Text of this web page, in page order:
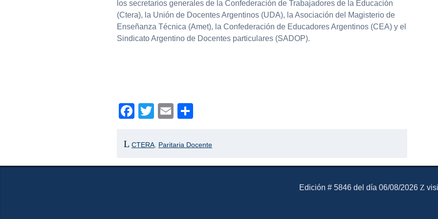
los secretarios generales de la Confederación de Trabajadores de la Educación
(Ctera), la Unión de Docentes Argentinos (UDA), la Asociación del Magisterio de
Enseñanza Técnica (Amet), la Confederación de Educadores Argentinos (CEA) y el
Sindicato Argentino de Docentes particulares (SADOP).
Facebook
TwitterEmail
CTERA Paritaria Docente
El Mensajero Diario
Edición # 5846 del día 06/08/2026